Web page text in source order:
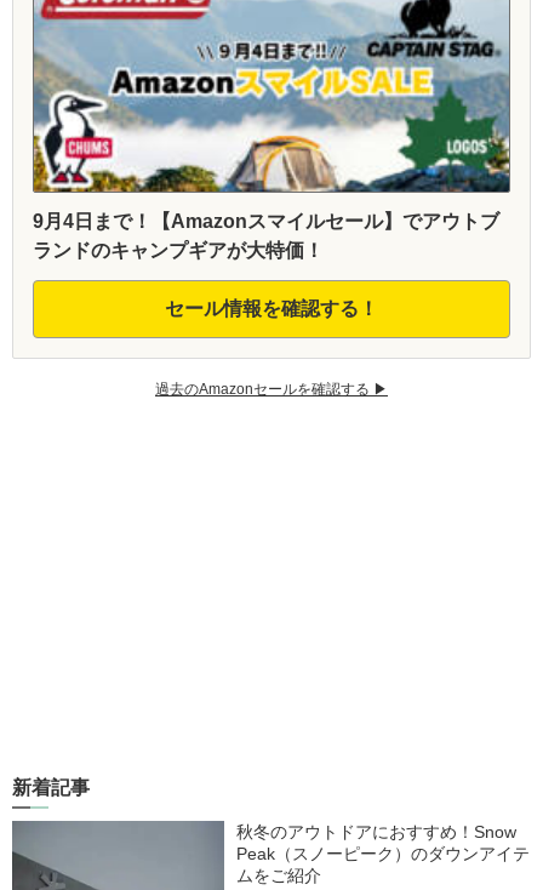
9月4日まで！【Amazonスマイルセール】でアウトブ
ランドのキャンプギアが大特価！
セール情報を確認する！
過去のAmazonセールを確認する ▶︎
新着記事
秋冬のアウトドアにおすすめ！Snow
Peak（スノーピーク）のダウンアイテ
ムをご紹介